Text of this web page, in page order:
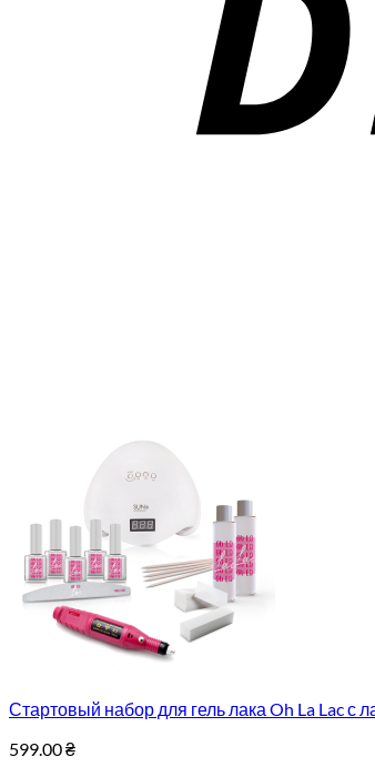
Стартовый набор для гель лака Oh La Lac с
599.00₴